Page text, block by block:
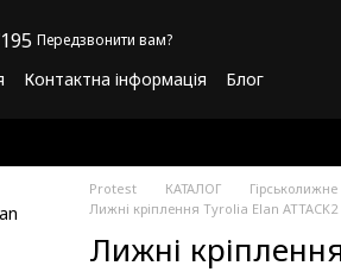
Передзвонити вам?
Контактна інформація
Блог
Protest КАТАЛОГ
Лижні кріплення Tyrolia Elan ATTACK2
Лижні